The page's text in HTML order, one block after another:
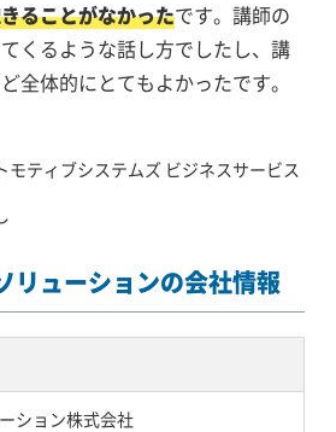
ることがなかったです。講師の
くるような話し方でしたし、講
全体的にとてもよかったです。
モティブシステムズ ビジネスサービス
リューションの会社情報
ション株式会社